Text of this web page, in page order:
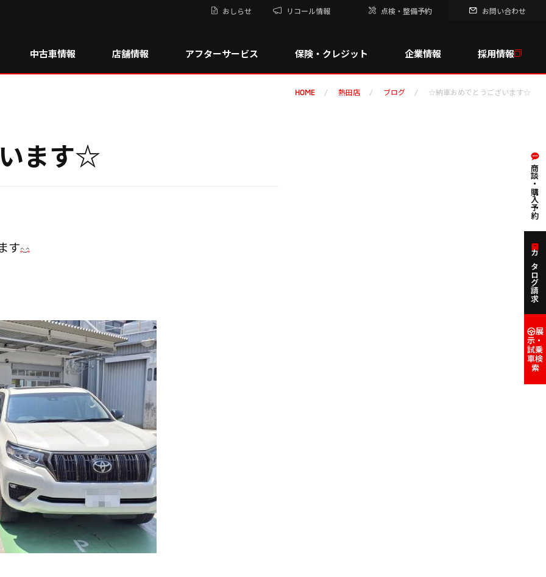
おしらせ リコール情報 点検・整備予約 お問い合わせ
中古車情報 店舗情報 アフターサービス 保険・クレジット 企業情報 採用情報
HOME 熱田店 ブログ ☆納車おめでとうございます☆
ます☆
す
商談・購入予約
カタログ請求
展
示・
試乗
車検
索